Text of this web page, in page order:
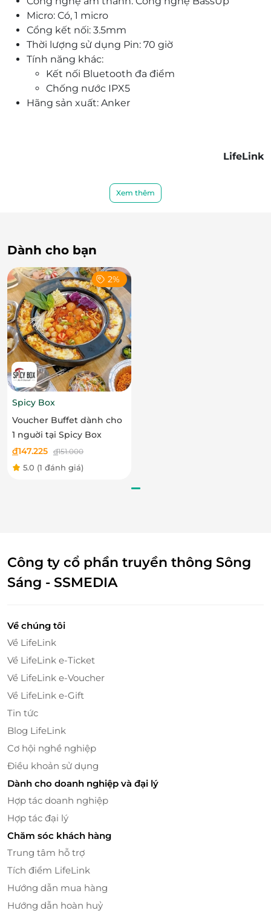
Micro: Có, 1 micro
Cổng kết nối: 3.5mm
Thời lượng sử dụng Pin: 70 giờ
Tính năng khác:
Kết nối Bluetooth đa điểm
Chống nước IPX5
Hãng sản xuất: Anker
LifeLink
Xem thêm
Dành cho bạn
2%
Spicy Box
Voucher Buffet dành cho
1 nguời tại Spicy Box
đ147.225 đ151.000
5.0 (1 đánh giá)
Công ty cổ phần truyền thông Sông
Sáng - SSMEDIA
Về chúng tôi
Về LifeLink
Về LifeLink e-Ticket
Về LifeLink e-Voucher
Về LifeLink e-Gift
Tin tức
Blog LifeLink
Cơ hội nghề nghiệp
Điều khoản sử dụng
Dành cho doanh nghiệp và đại lý
Hợp tác doanh nghiệp
Hợp tác đại lý
Chăm sóc khách hàng
Trung tâm hỗ trợ
Tích điểm LifeLink
Hướng dẫn mua hàng
Hướng dẫn hoàn huỷ